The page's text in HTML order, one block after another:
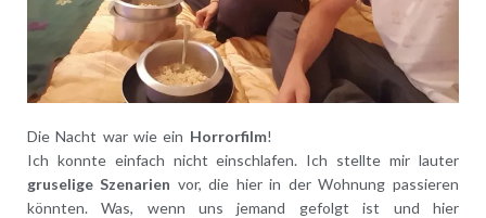
Die Nacht war wie ein Horrorfilm!
Ich konnte einfach nicht einschlafen. Ich stellte mir lauter
gruselige Szenarien vor, die hier in der Wohnung passieren
könnten. Was, wenn uns jemand gefolgt ist und hier